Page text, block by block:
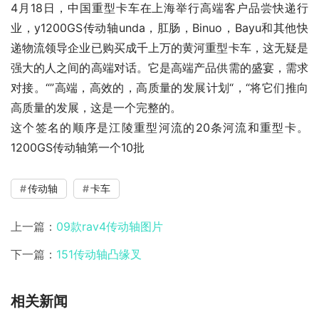
4月18日，中国重型卡车在上海举行高端客户品尝快递行
业，y1200GS传动轴unda，肛肠，Binuo，Bayu和其他快
递物流领导企业已购买成千上万的黄河重型卡车，这无疑是
强大的人之间的高端对话。它是高端产品供需的盛宴，需求
对接。“”高端，高效的，高质量的发展计划“，“将它们推向
高质量的发展，这是一个完整的。
这个签名的顺序是江陵重型河流的20条河流和重型卡。
1200GS传动轴第一个10批
传动轴 卡车
上一篇： 09款rav4传动轴图片
下一篇： 151传动轴凸缘叉
相关新闻